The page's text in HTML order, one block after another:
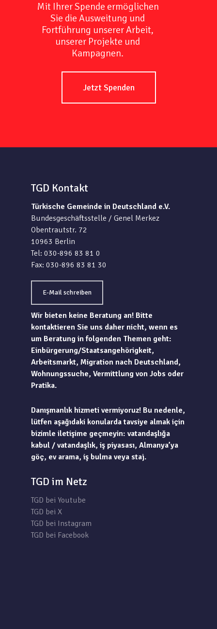
Mit Ihrer Spende ermöglichen
Sie die Ausweitung und
Fortführung unserer Arbeit,
unserer Projekte und
Kampagnen.
Jetzt Spenden
TGD Kontakt
Türkische Gemeinde in Deutschland e.V.
Bundesgeschäftsstelle / Genel Merkez
Obentrautstr. 72
10963 Berlin
Tel: 030-896 83 81 0
Fax: 030-896 83 81 30
E-Mail schreiben
Wir bieten keine Beratung an! Bitte
kontaktieren Sie uns daher nicht, wenn es
um Beratung in folgenden Themen geht:
Einbürgerung/Staatsangehörigkeit,
Arbeitsmarkt, Migration nach Deutschland,
Wohnungssuche, Vermittlung von Jobs oder
Pratika.
Danışmanlık hizmeti vermiyoruz! Bu nedenle,
lütfen aşağıdaki konularda tavsiye almak için
bizimle iletişime geçmeyin: vatandaşlığa
kabul / vatandaşlık, iş piyasası, Almanya’ya
göç, ev arama, iş bulma veya staj.
TGD im Netz
TGD bei Youtube
TGD bei X
TGD bei Instagram
TGD bei Facebook